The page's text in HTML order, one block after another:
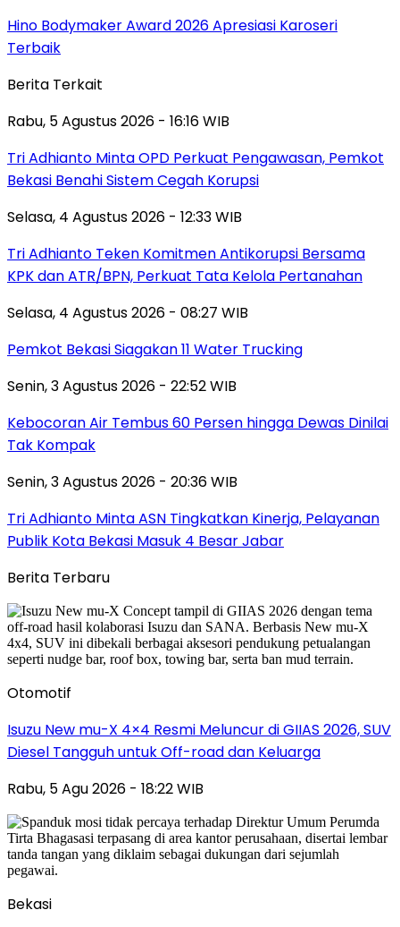
Hino Bodymaker Award 2026 Apresiasi Karoseri
Terbaik
Berita Terkait
Rabu, 5 Agustus 2026 - 16:16 WIB
Tri Adhianto Minta OPD Perkuat Pengawasan, Pemkot
Bekasi Benahi Sistem Cegah Korupsi
Selasa, 4 Agustus 2026 - 12:33 WIB
Tri Adhianto Teken Komitmen Antikorupsi Bersama
KPK dan ATR/BPN, Perkuat Tata Kelola Pertanahan
Selasa, 4 Agustus 2026 - 08:27 WIB
Pemkot Bekasi Siagakan 11 Water Trucking
Senin, 3 Agustus 2026 - 22:52 WIB
Kebocoran Air Tembus 60 Persen hingga Dewas Dinilai
Tak Kompak
Senin, 3 Agustus 2026 - 20:36 WIB
Tri Adhianto Minta ASN Tingkatkan Kinerja, Pelayanan
Publik Kota Bekasi Masuk 4 Besar Jabar
Berita Terbaru
Otomotif
Isuzu New mu-X 4×4 Resmi Meluncur di GIIAS 2026, SUV
Diesel Tangguh untuk Off-road dan Keluarga
Rabu, 5 Agu 2026 - 18:22 WIB
Bekasi